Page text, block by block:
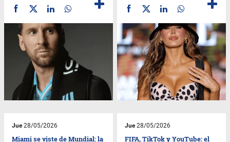
Jue28/05/2026
Miami se viste de Mundial: la
Jue28/05/2026
FIFA, TikTok y YouTube: el